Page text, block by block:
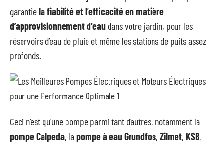
garantiela fiabilité et l’efficacité en matière
d’approvisionnement d’eau dans votre jardin, pour les
réservoirs d’eau de pluie et même les stations de puits assez
profonds.
Ceci n’est qu’une pompe parmi tant d’autres, notamment la
pompe Calpeda, lapompe à eau Grundfos, Zilmet, KSB,